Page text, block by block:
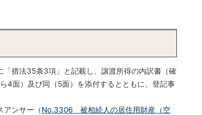
措法35条3項」と記載し、譲渡所得の内訳書（確
4面）及び同（5面）を添付するとともに、登記事
アンサー（No.3306 被相続人の居住用財産（空